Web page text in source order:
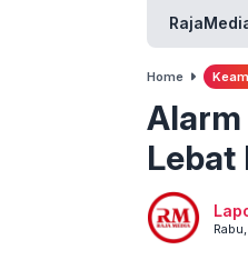
Home
Alarm
Lebat